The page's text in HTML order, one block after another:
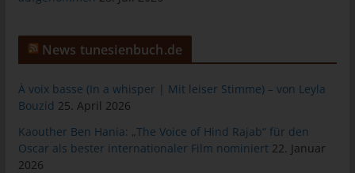
News tunesienbuch.de
À voix basse (In a whisper | Mit leiser Stimme) – von Leyla
Bouzid 25. April 2026
Kaouther Ben Hania: „The Voice of Hind Rajab“ für den
Oscar als bester internationaler Film nominiert 22. Januar
2026
Regel von Dritten kommentiert werden.
dieser Internetseite veröffentlichten Blog, werden neben den
von der betroffenen Person hinterlassenen Kommentaren auch
Angaben zum Zeitpunkt der Kommentareingabe sowie zu dem
von der betroffenen Person gewählten Nutzernamen
(Pseudonym) gespeichert und veröffentlicht. Ferner wird die